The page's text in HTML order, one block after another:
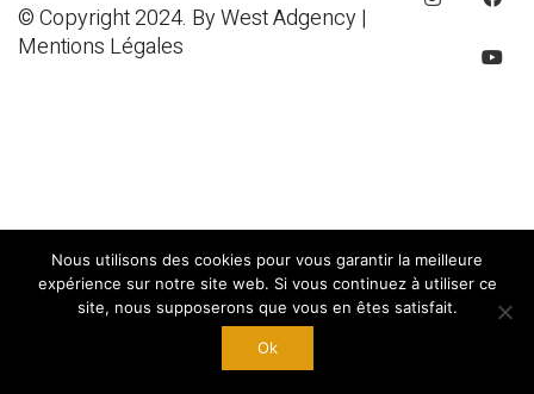
© Copyright 2024. ByWest Adgency|
Mentions Légales
Nous utilisons des cookies pour vous garantir la meilleure
expérience sur notre site web. Si vous continuez à utiliser ce
site, nous supposerons que vous en êtes satisfait.
Ok